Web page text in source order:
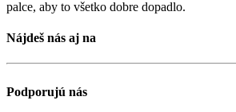
palce, aby to všetko dobre dopadlo.
Nájdeš nás aj na
Podporujú nás